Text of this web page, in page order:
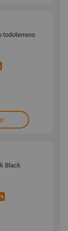
todoterreno
Black